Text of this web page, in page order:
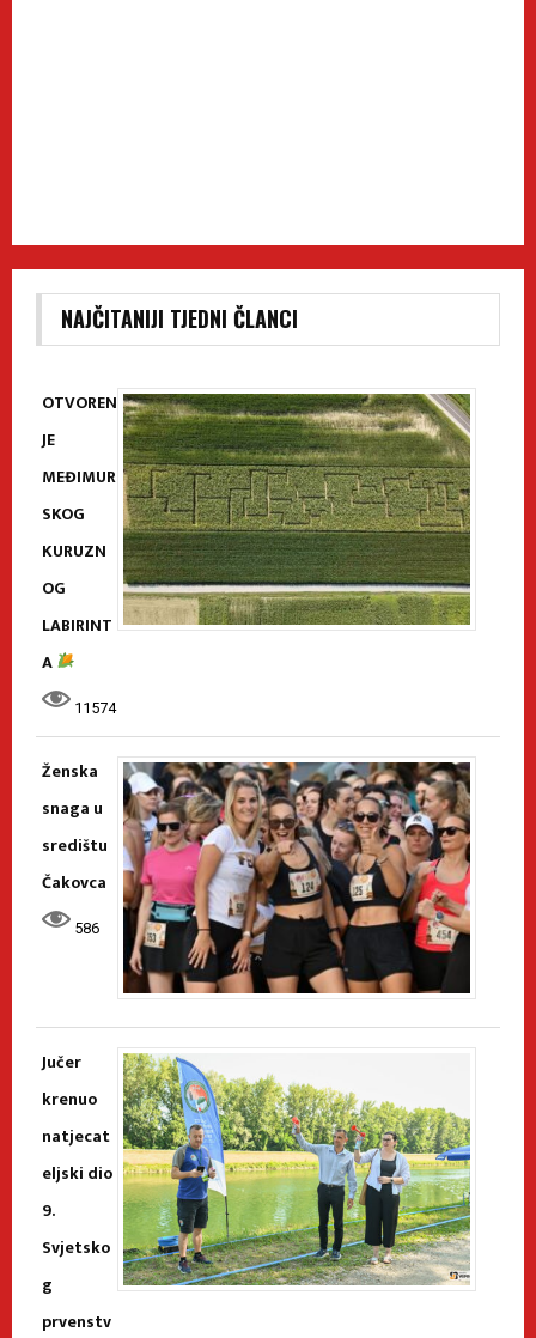
NAJČITANIJI TJEDNI ČLANCI
OTVOREN
JE
MEĐIMUR
SKOG
KURUZN
OG
LABIRINT
A
11574
Ženska
snaga u
središtu
Čakovca
586
Jučer
krenuo
natjecat
eljski dio
9.
Svjetsko
g
prvenstv